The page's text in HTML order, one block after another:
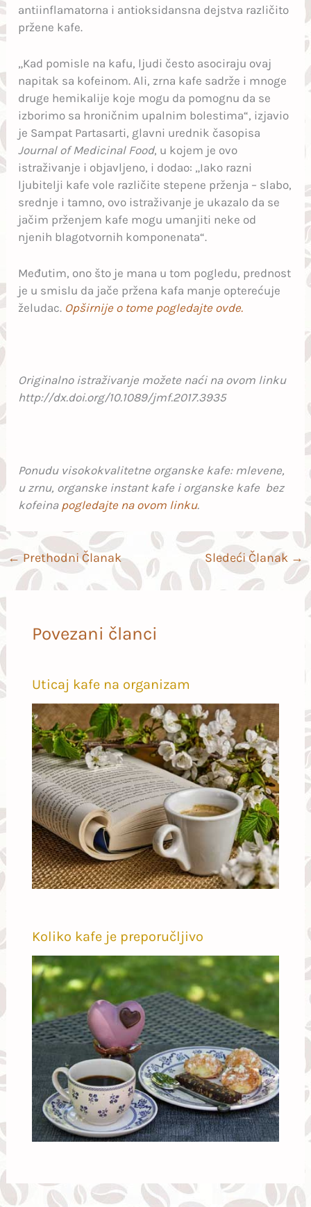
antiinflamatorna i antioksidansna dejstva različito
pržene kafe.
„Kad pomisle na kafu, ljudi često asociraju ovaj
napitak sa kofeinom. Ali, zrna kafe sadrže i mnoge
druge hemikalije koje mogu da pomognu da se
izborimo sa hroničnim upalnim bolestima“, izjavio
je Sampat Partasarti, glavni urednik časopisa
Journal of Medicinal Food, u kojem je ovo
istraživanje i objavljeno, i dodao: „Iako razni
ljubitelji kafe vole različite stepene prženja – slabo,
srednje i tamno, ovo istraživanje je ukazalo da se
jačim prženjem kafe mogu umanjiti neke od
njenih blagotvornih komponenata“.
Međutim, ono što je mana u tom pogledu, prednost
je u smislu da jače pržena kafa manje opterećuje
želudac. Opširnije o tome pogledajte ovde.
Originalno istraživanje možete naći na ovom linku
http://dx.doi.org/10.1089/jmf.2017.3935
Ponudu visokokvalitetne organske kafe: mlevene,
u zrnu, organske instant kafe i organske kafe bez
kofeina pogledajte na ovom linku.
←Prethodni Članak Sledeći Članak →
Povezani članci
Uticaj kafe na organizam
Koliko kafe je preporučljivo